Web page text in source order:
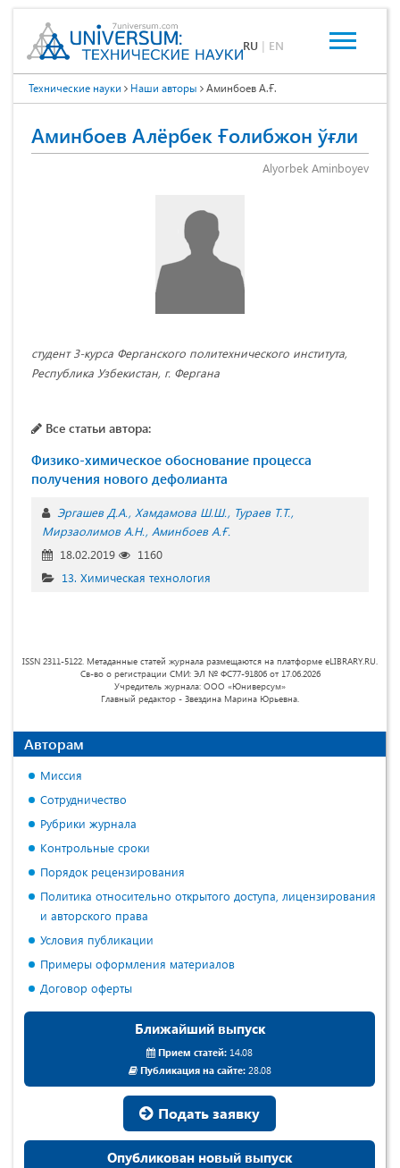
RU | EN
Технические науки Наши авторы Аминбоев А.Ғ.
Аминбоев Алёрбек Ғолибжон ўғли
Аlyorbek Aminboyev
студент 3-курса Ферганского политехнического института,
Республика Узбекистан, г. Фергана
Все статьи автора:
Физико-химическое обоснование процесса
получения нового дефолианта
Эргашев Д.А. Хамдамова Ш.Ш. Тураев Т.Т.
Мирзаолимов А.Н. Аминбоев А.Ғ.
18.02.2019
1160
13. Химическая технология
ISSN 2311-5122. Метаданные статей журнала размещаются на платформе eLIBRARY.RU.
Св-во о регистрации СМИ: ЭЛ № ФС77-91806 от 17.06.2026
Учредитель журнала: ООО «Юниверсум»
Главный редактор - Звездина Марина Юрьевна.
Авторам
Миссия
Сотрудничество
Рубрики журнала
Контрольные сроки
Порядок рецензирования
Политика относительно открытого доступа, лицензирования
и авторского права
Условия публикации
Примеры оформления материалов
Договор оферты
Ближайший выпуск
Прием статей: 14.08
Публикация на сайте:28.08
Подать заявку
Опубликован новый выпуск